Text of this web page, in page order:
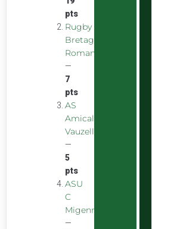
pts
Rugby
Bretagne
Romantique
—
7
pts
AS
Amicale
Vauzelles
—
5
pts
ASU
C
Migennes
—